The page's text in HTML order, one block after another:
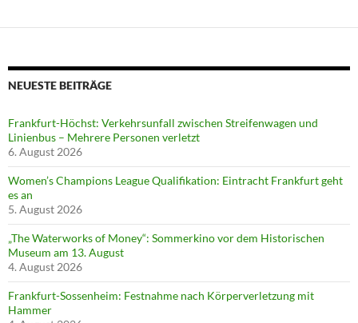
NEUESTE BEITRÄGE
Frankfurt-Höchst: Verkehrsunfall zwischen Streifenwagen und
Linienbus – Mehrere Personen verletzt
6. August 2026
Women’s Champions League Qualifikation: Eintracht Frankfurt geht
es an
5. August 2026
„The Waterworks of Money“: Sommerkino vor dem Historischen
Museum am 13. August
4. August 2026
Frankfurt-Sossenheim: Festnahme nach Körperverletzung mit
Hammer